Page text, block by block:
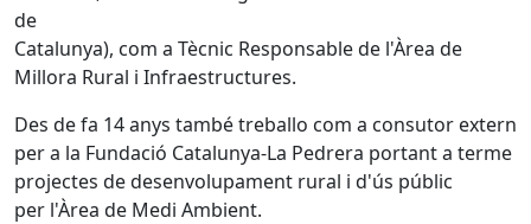
de
Catalunya), com a Tècnic Responsable de l'Àrea de
Millora Rural i Infraestructures.
Des de fa 14 anys també treballo com a consutor extern
per a la Fundació Catalunya-La Pedrera portant a terme
projectes de desenvolupament rural i d'ús públic
per l'Àrea de Medi Ambient.